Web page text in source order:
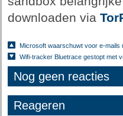
downloaden via
Microsoft waarschuwt voor e-mails
Wifi-tracker Bluetrace gestopt met
Nog geen reacties
Reageren